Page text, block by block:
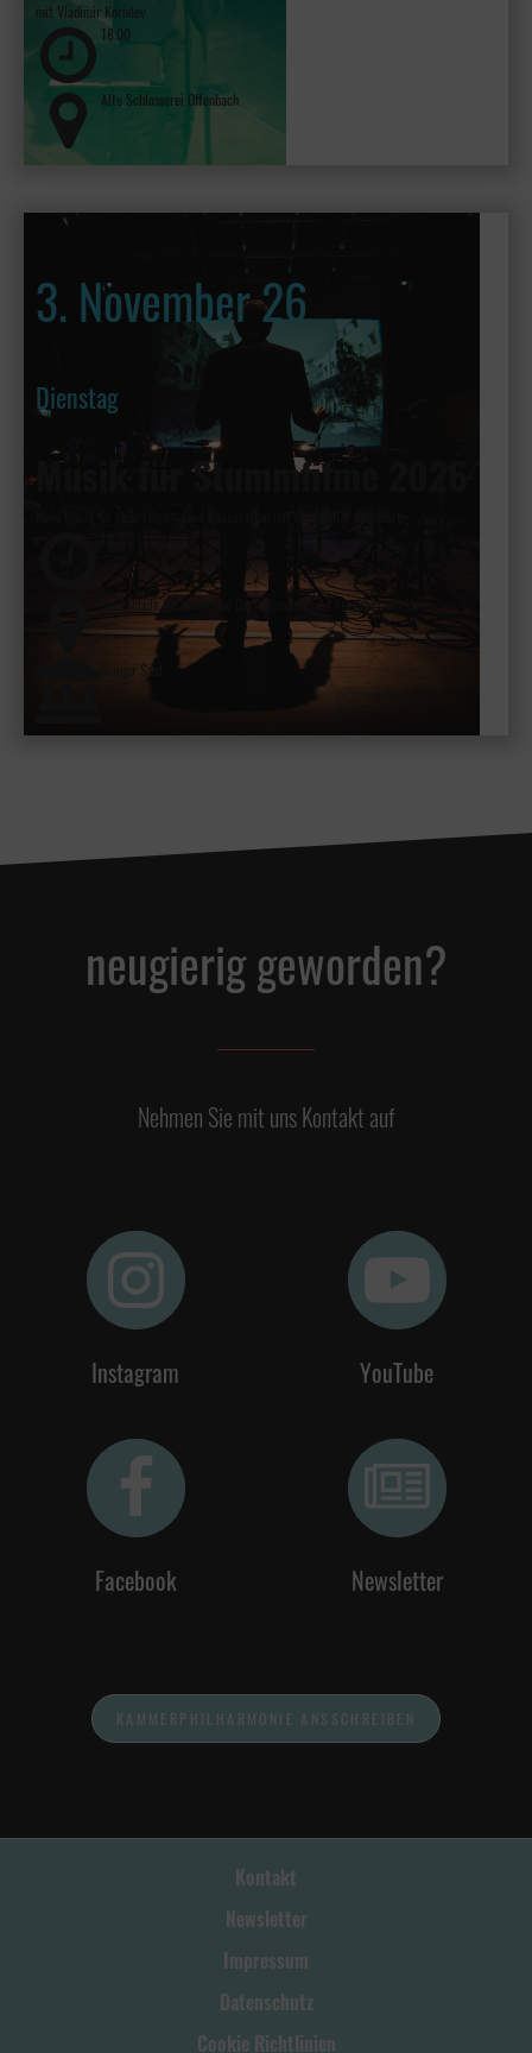
mit Vladimir Kornéev
18:00
Alte Schlosserei Offenbach
3. November 26
Dienstag
Musik für Stummfilme 2026
Hochschule für Musik und Darstellende Kunst Frankfurt am Main
kleiner Saal
neugierig geworden?
Nehmen Sie mit uns Kontakt auf
Instagram YouTube
Facebook Newsletter
KAMMERPHILHARMONIE ANSSCHREIBEN
Kontakt
Newsletter
Impressum
Datenschutz
Cookie Richtlinien